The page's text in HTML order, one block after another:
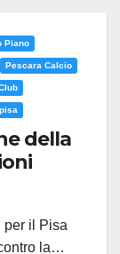
Piano
Pescara Calcio
della
per il Pisa
la…